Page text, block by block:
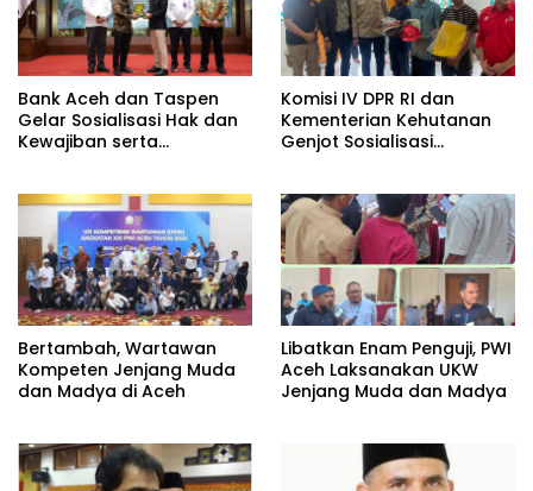
Bank Aceh dan Taspen
Gelar Sosialisasi Hak dan
Kewajiban serta
Komisi IV DPR RI dan
Kementerian Kehutanan
Genjot Sosialisasi
Bertambah, Wartawan
Kompeten Jenjang Muda
dan Madya di Aceh
Libatkan Enam Penguji, PWI
Aceh Laksanakan UKW
Jenjang Muda dan Madya